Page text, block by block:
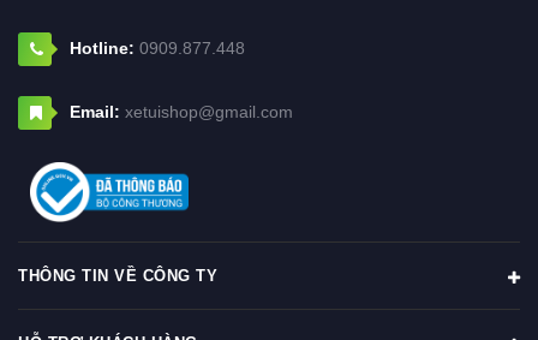
Hotline: 0909.877.448
Email: xetuishop@gmail.com
THÔNG TIN VỀ CÔNG TY